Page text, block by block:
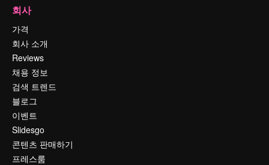
회사
가격
회사 소개
Reviews
채용 정보
검색 트렌드
블로그
이벤트
Slidesgo
콘텐츠 판매하기
프레스룸